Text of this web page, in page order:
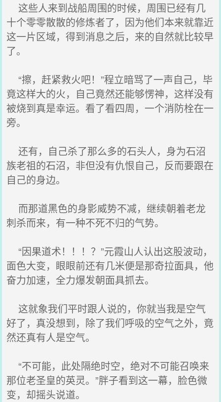
这些人来到战船周围的时候，周围已经有几
十个零零散散的修炼者了，因为他们本来就靠近
这一片区域，得到消息之后，来的自然就比较早
了。
“擦，赶紧救火吧！”程立暗骂了一声自己，毕
竟这样大的火，自己竟然还能够愣神，这样没有
被烧到真是幸运。看了看四周，一个消防栓在一
旁。
还有，自己杀了那么多的石头人，身为石沼
族老祖的石沼，非但没有仇恨自己，反而要跟在
自己的身边。
而那道黑色的身影威势不减，继续朝着老龙
刺杀而来，有一种不死不归的气势。
“因果道术！！！？”元霞山人认出这股波动，
面色大变，眼眼前还有几米便是那奇拉面具，他
奋力加速，全力爆发朝面具抓去。
这就象我们平时跟人说的，你就当我是空气
好了，真没想到，除了我们呼吸的空气之外，竟
然还真有人是空气。
“不可能，此处隔绝时空，绝对不可能召唤来
那位老圣皇的英灵。”胖子看到这一幕，脸色微
变，却摇头说道。